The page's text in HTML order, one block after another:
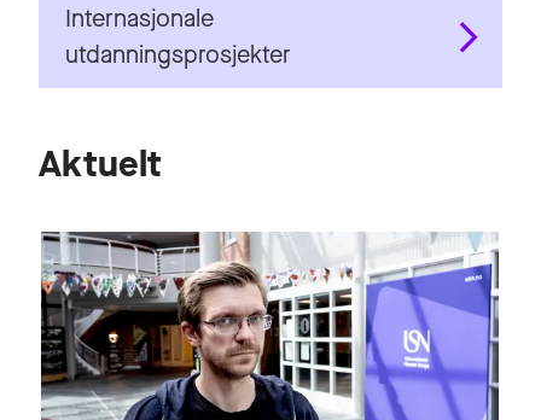
Internasjonale
utdanningsprosjekter
Aktuelt